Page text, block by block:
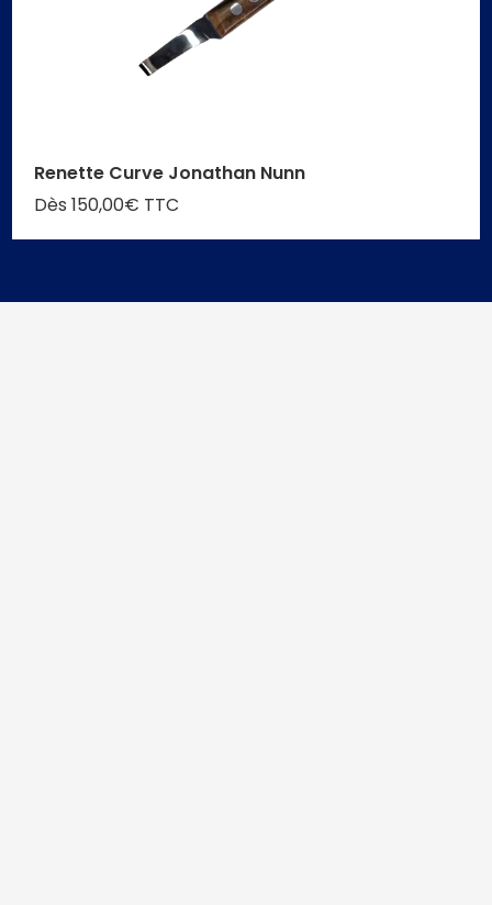
Renette Curve Jonathan Nunn
Dès 150,00€ TTC